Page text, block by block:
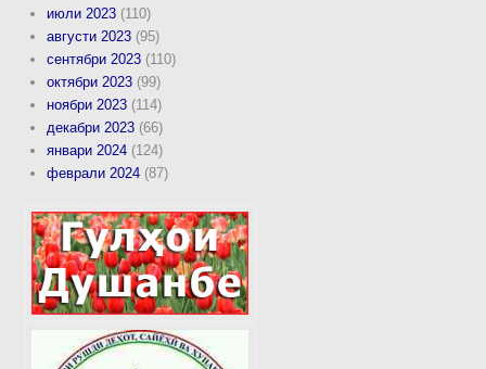
июли 2023 (110)
августи 2023 (95)
сентябри 2023 (110)
октябри 2023 (99)
ноябри 2023 (114)
декабри 2023 (66)
январи 2024 (124)
феврали 2024 (87)